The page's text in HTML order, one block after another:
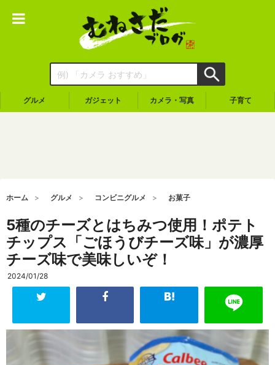
グルメ ガジェット カメラ・写真 子育て
ホーム グルメ コンビニグルメ お菓子
5種のチーズとはちみつ使用！ポテト
チップス「ごほうびチーズ味」が濃厚
チーズ味で美味しいぞ！
2024/01/28